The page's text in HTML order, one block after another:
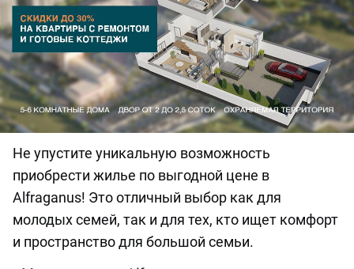
Не упустите уникальную возможность
приобрести жилье по выгодной цене в
Alfraganus! Это отличный выбор как для
молодых семей, так и для тех, кто ищет комфорт
и пространство для большой семьи.